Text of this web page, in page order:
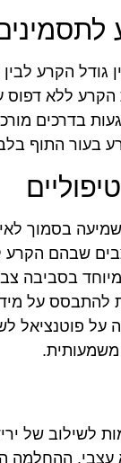
גודל הקרע
הקרע ללא
בדרכים
בעור התוף
בסמוך
שבהם הקרע
בסביבה
להתבסס על
פוטנציאל
לשילוב של
ההחלמה